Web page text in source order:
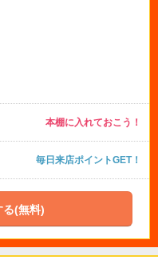
本棚に入れておこう！
毎日来店ポイントGET！
る(無料)